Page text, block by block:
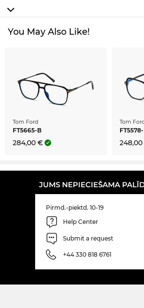
You May Also Like!
Tom Ford
FT5665-B
284,00 €
Tom
JUMS NEPIECIEŠAMA
Pirmd.-piektd. 10-19
Help Center
Submit a request
+44 330 818 6761